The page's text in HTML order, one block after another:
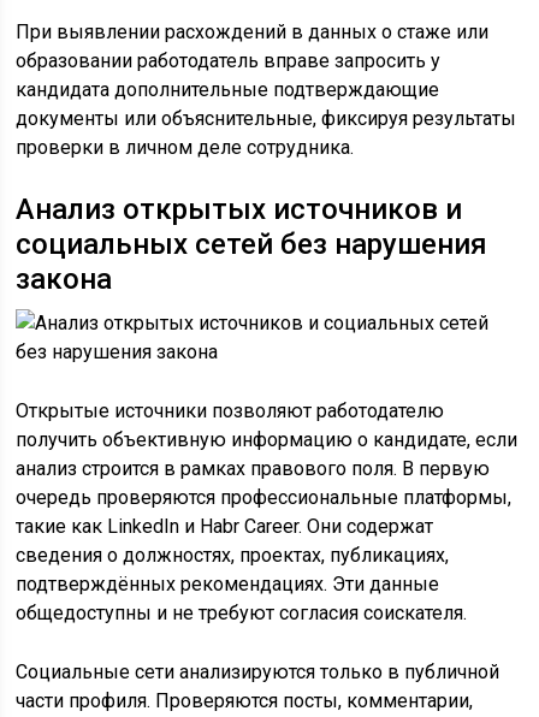
При выявлении расхождений в данных о стаже или
образовании работодатель вправе запросить у
кандидата дополнительные подтверждающие
документы или объяснительные, фиксируя результаты
проверки в личном деле сотрудника.
Анализ открытых источников и
социальных сетей без нарушения
закона
Открытые источники позволяют работодателю
получить объективную информацию о кандидате, если
анализ строится в рамках правового поля. В первую
очередь проверяются профессиональные платформы,
такие как LinkedIn и Habr Career. Они содержат
сведения о должностях, проектах, публикациях,
подтверждённых рекомендациях. Эти данные
общедоступны и не требуют согласия соискателя.
Социальные сети анализируются только в публичной
части профиля. Проверяются посты, комментарии,